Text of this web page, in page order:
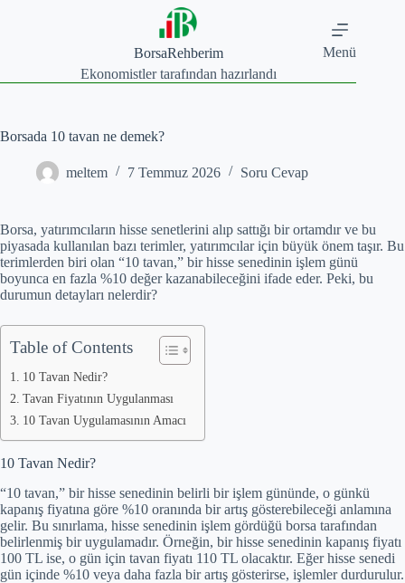
BorsaRehberim
Ekonomistler tarafından hazırlandı
Menü
Borsada 10 tavan ne demek?
meltem 7 Temmuz 2026 Soru Cevap
Borsa, yatırımcıların hisse senetlerini alıp sattığı bir ortamdır ve bu
piyasada kullanılan bazı terimler, yatırımcılar için büyük önem taşır. Bu
terimlerden biri olan “10 tavan,” bir hisse senedinin işlem günü
boyunca en fazla %10 değer kazanabileceğini ifade eder. Peki, bu
durumun detayları nelerdir?
Table of Contents
10 Tavan Nedir?
Tavan Fiyatının Uygulanması
10 Tavan Uygulamasının Amacı
10 Tavan Nedir?
“10 tavan,” bir hisse senedinin belirli bir işlem gününde, o günkü
kapanış fiyatına göre %10 oranında bir artış gösterebileceği anlamına
gelir. Bu sınırlama, hisse senedinin işlem gördüğü borsa tarafından
belirlenmiş bir uygulamadır. Örneğin, bir hisse senedinin kapanış fiyatı
100 TL ise, o gün için tavan fiyatı 110 TL olacaktır. Eğer hisse senedi
gün içinde %10 veya daha fazla bir artış gösterirse, işlemler durdurulur.